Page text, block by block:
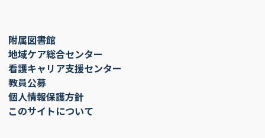
附属図書館
地域ケア総合センター
看護キャリア支援センター
教員公募
個人情報保護方針
このサイトについて